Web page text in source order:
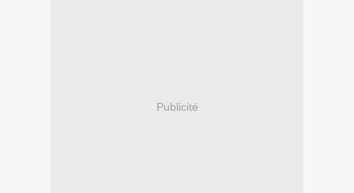
Publicité